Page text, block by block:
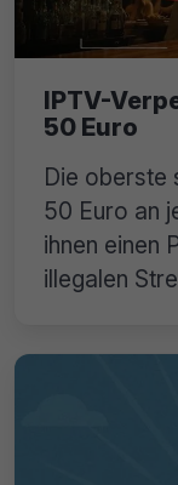
IPTV-
50 Euro
Die oberste
50 Euro an
ihnen einen
illegalen